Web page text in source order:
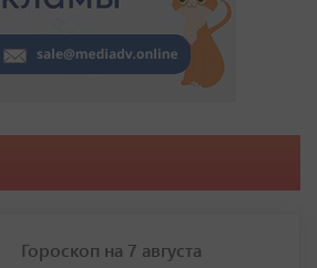
Гороскоп на 7 августа